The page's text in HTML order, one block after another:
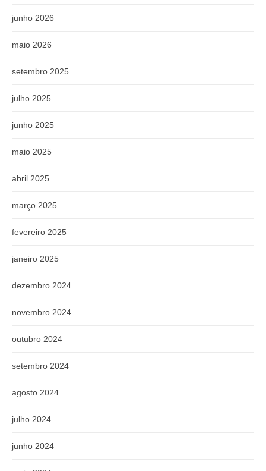
junho 2026
maio 2026
setembro 2025
julho 2025
junho 2025
maio 2025
abril 2025
março 2025
fevereiro 2025
janeiro 2025
dezembro 2024
novembro 2024
outubro 2024
setembro 2024
agosto 2024
julho 2024
junho 2024